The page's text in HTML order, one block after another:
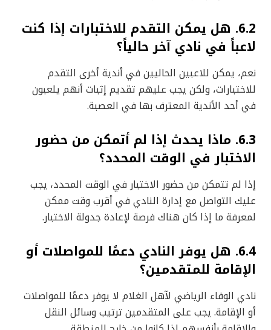
6.2. هل يمكن التقدم للاختبارات إذا كنت
لاعباً في نادي آخر حالياً؟
نعم، يمكن للاعبين الحاليين في أندية أخرى التقدم
للاختبارات، ولكن يجب عليهم تقديم إثبات أنهم يلعبون
في أحد الأندية المعترف بها في العصبة.
6.3. ماذا يحدث إذا لم أتمكن من حضور
الاختبار في الوقت المحدد؟
إذا لم تتمكن من حضور الاختبار في الوقت المحدد، يجب
عليك التواصل مع إدارة النادي في أقرب وقت ممكن
لمعرفة ما إذا كان هناك فرصة لإعادة جدولة الاختبار.
6.4. هل يوفر النادي دعمًا للمواصلات أو
الإقامة للمتقدمين؟
نادي الوفاء الرياضي لآهل الغلام لا يوفر دعمًا للمواصلات
أو الإقامة. يجب على المتقدمين ترتيب وسائل النقل